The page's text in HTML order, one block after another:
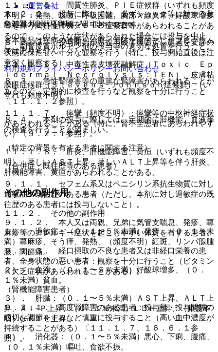
８．２．２． 投与に際しては、必ずショック等に対する救
急処置のとれる準備をしておくこと。
８．２．３． 投与開始から投与終了後まで、患者を安静の
状態に保たせ、十分な観察を行う（特に、投与開始直後は注
意深く観察する）。
８．３． 急性腎障害等の重篤な腎障害があらわれることが
あるので、定期的に検査を行うなど観察を十分に行うこと
〔１１．１．２参照〕。
８．４． 本剤の投与に際しては、定期的に肝機能、血液等
の検査を行うことが望ましい。
（特定の背景を有する患者に関する注意）
（合併症・既往歴等のある患者）
９．１．１． セフェム系又はペニシリン系抗生物質に対し
過敏症の既往歴のある患者（ただし、本剤に対し過敏症の既
往歴のある患者には投与しないこと）。
９．１．２． 本人又は両親、兄弟に気管支喘息、発疹、蕁
麻疹等のアレルギー症状を起こしやすい体質を有する患者。
９．１．３． 経口摂取の不良な患者又は非経口栄養の患
者、全身状態の悪い患者：観察を十分に行うこと（ビタミン
Ｋ欠乏症状があらわれることがある）。
（腎機能障害患者）
９．２．１． 高度腎障害のある患者：投与量・投与間隔の
適切な調節をするなど慎重に投与すること（高い血中濃度が
持続することがある）〔１１．１．７、１６．６．１参
照〕。
１１．１．５． 間質性肺炎、ＰＩＥ症候群（いずれも頻度
不明）：発熱、咳嗽、呼吸困難、胸部Ｘ線異常、好酸球増多
等を伴う間質性肺炎、ＰＩＥ症候群等があらわれることがあ
るので、このような症状があらわれた場合には投与を中止
し、副腎皮質ホルモン剤の投与等の適切な処置を行うこと。
１１．１．６． 中毒性表皮壊死融解症（Ｔｏｘｉｃ Ｅｐ
ｉｄｅｒｍａｌ Ｎｅｃｒｏｌｙｓｉｓ：ＴＥＮ）、皮膚粘
膜眼症候群（Ｓｔｅｖｅｎｓ−Ｊｏｈｎｓｏｎ症候群）（い
ずれも頻度不明）。
１１．１．７． 痙攣（頻度不明）：痙攣等の中枢神経症状
があらわれることがある（特に、腎不全患者にあらわれやす
い）〔９．２．１参照〕。
１１．１．８． 肝炎、肝機能障害、黄疸（いずれも頻度不
明）：著しいＡＳＴ上昇、著しいＡＬＴ上昇等を伴う肝炎、
肝機能障害、黄疸があらわれることがある。
その他の副作用
１１．２． その他の副作用
１）． 過敏症：（０．１〜５％未満）発疹、（０．１％未
満）蕁麻疹、そう痒、発熱、（頻度不明）紅斑、リンパ腺腫
脹、関節痛。
２）． 血液：（０．１〜５％未満）好酸球増多、（０．
１％未満）貧血。
３）． 肝臓：（０．１〜５％未満）ＡＳＴ上昇、ＡＬＴ上
昇、Ａｌ−Ｐ上昇、（０．１％未満）ＬＤＨ上昇、（頻度不
明）γ−ＧＴＰ上昇。
４）． 消化器：（０．１〜５％未満）悪心、下痢、腹痛、
（０．１％未満）嘔吐、食欲不振。
運営会社
© 2021 HOKUTO Inc. All rights reserved.
※本製品は疾病の診断・治療・予防を目的としたプログラム
ではありません。
利用規約プライバシーポリシーお問い合わせ